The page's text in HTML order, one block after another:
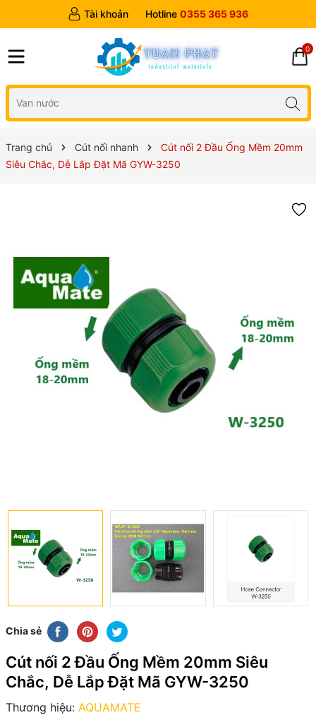
Tài khoản Hotline 0355 365 936
0
Trang chủ Cút nối nhanh
Cút nối 2 Đầu Ống Mềm 20mm
Siêu Chắc, Dễ Lắp Đặt Mã GYW-3250
Chia sẻ
Cút nối 2 Đầu Ống Mềm 20mm Siêu
Chắc, Dễ Lắp Đặt Mã GYW-3250
Thương hiệu: AQUAMATE